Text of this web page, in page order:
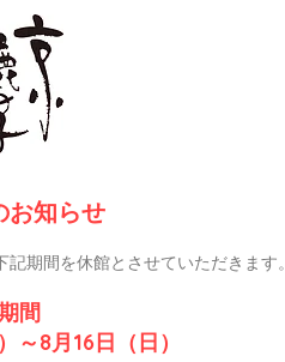
お知らせ
期間を休館とさせていただきます。
間
～8月16日（日）